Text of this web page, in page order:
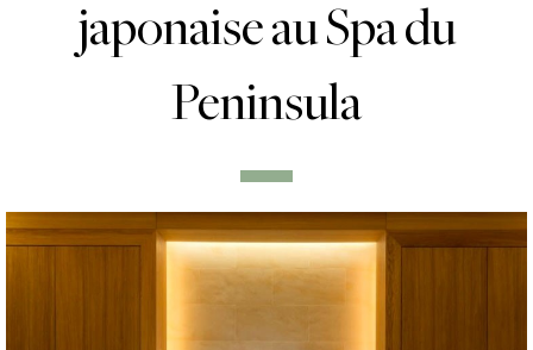
japonaise au Spa du
Peninsula